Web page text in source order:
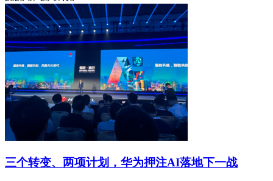
三个转变、两项计划，华为押注AI落地下一战